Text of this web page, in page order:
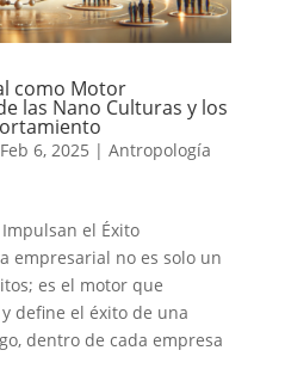
como Motor
las Nano Culturas y los
Feb 6, 2025 | Antropología
el Éxito
empresarial no es solo un
es el motor que
define el éxito de una
dentro de cada empresa